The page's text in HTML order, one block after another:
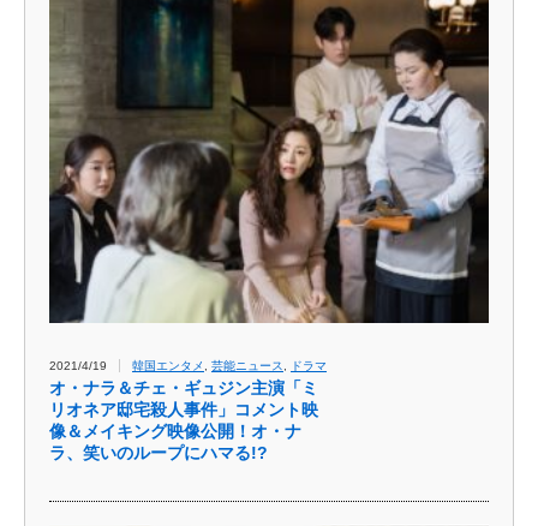
2021/4/19 韓国エンタメ 芸能ニュース ドラマ
オ・ナラ＆チェ・ギュジン主演「ミ
リオネア邸宅殺人事件」コメント映
像＆メイキング映像公開！オ・ナ
ラ、笑いのループにハマる!?